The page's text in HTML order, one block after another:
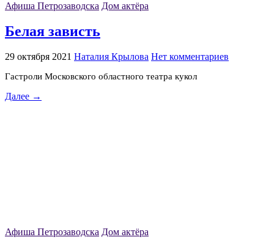
Афиша Петрозаводска Дом актёра
Белая зависть
29 октября 2021 Наталия Крылова Нет комментариев
Гастроли Московского областного театра кукол
Далее →
Афиша Петрозаводска Дом актёра